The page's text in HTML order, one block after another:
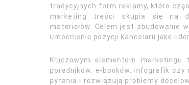
tradycyjnych form reklamy, które
marketing treści skupia się na
materiałów. Celem jest zbudowanie
umocnienie pozycji kancelarii jako
Kluczowym elementem
poradników, e-booków, infografik
pytania i rozwiązują problemy